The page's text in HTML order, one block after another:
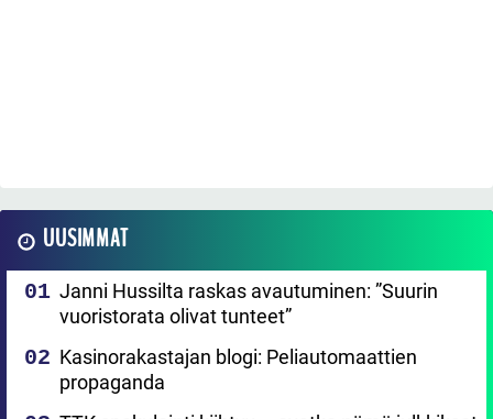
UUSIMMAT
Janni Hussilta raskas avautuminen: ”Suurin
vuoristorata olivat tunteet”
Kasinorakastajan blogi: Peliautomaattien
propaganda